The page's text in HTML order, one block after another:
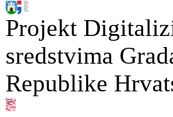
Projekt
sredstvima
Republike